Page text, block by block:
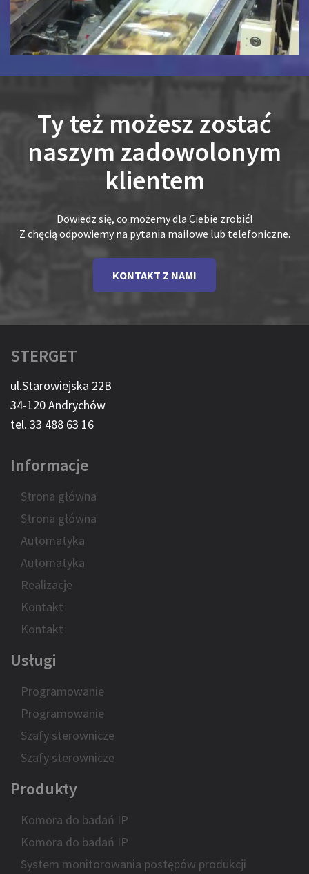
Ty też możesz zostać
naszym zadowolonym
klientem
Dowiedz się, co możemy dla Ciebie zrobić!
Z chęcią odpowiemy na pytania mailowe lub telefoniczne.
KONTAKT Z NAMI
STERGET
ul.Starowiejska 22B
34-120 Andrychów
tel. 33 488 63 16
Informacje
Strona główna
Strona główna
Automatyka
Automatyka
Realizacje
Kontakt
Kontakt
Usługi
Programowanie
Programowanie
Szafy sterownicze
Szafy sterownicze
Produkty
Komora do badań IP
Komora do badań IP
System monitorowania postępów produkcji